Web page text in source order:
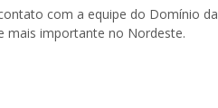
com a equipe do Domínio da
mais importante no Nordeste.